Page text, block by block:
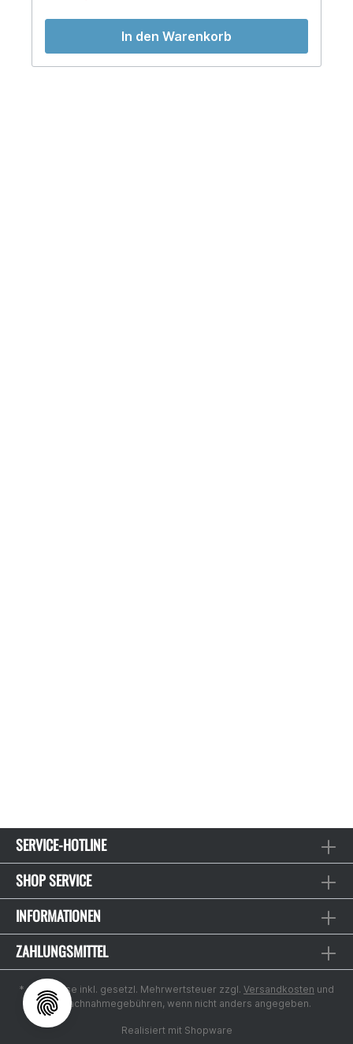
In den Warenkorb
SERVICE-HOTLINE
SHOP SERVICE
INFORMATIONEN
ZAHLUNGSMITTEL
* Alle Preise inkl. gesetzl. Mehrwertsteuer zzgl. Versandkosten und
ggf. Nachnahmegebühren, wenn nicht anders angegeben.
Realisiert mit Shopware